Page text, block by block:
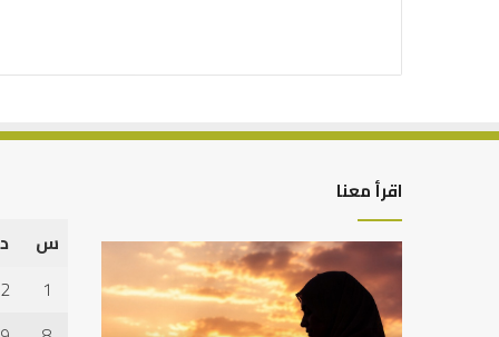
اقرأ معنا
كيف
تشكل
العبادات
شخصية
أهم
عدم
استجابة
س
د
1
2